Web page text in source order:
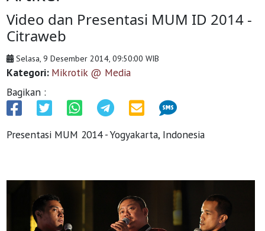
Video dan Presentasi MUM ID 2014 -
Citraweb
Selasa, 9 Desember 2014, 09:50:00 WIB
Kategori: Mikrotik @ Media
Bagikan :
Presentasi MUM 2014 - Yogyakarta, Indonesia